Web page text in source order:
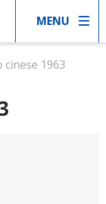
MENU
cinese 1963